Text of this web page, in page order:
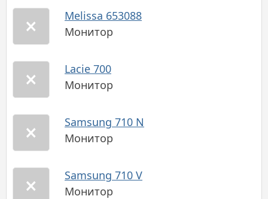
Melissa 653088
Монитор
Lacie 700
Монитор
Samsung 710 N
Монитор
Samsung 710 V
Монитор